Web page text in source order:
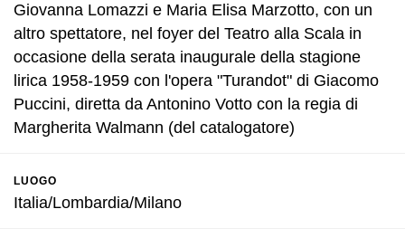
Giovanna Lomazzi e Maria Elisa Marzotto, con un
altro spettatore, nel foyer del Teatro alla Scala in
occasione della serata inaugurale della stagione
lirica 1958-1959 con l'opera "Turandot" di Giacomo
Puccini, diretta da Antonino Votto con la regia di
Margherita Walmann (del catalogatore)
LUOGO
Italia/Lombardia/Milano